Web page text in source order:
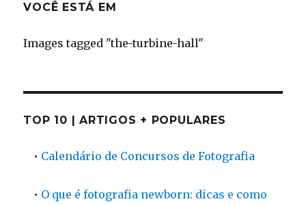
VOCÊ ESTÁ EM
Images tagged "the-turbine-hall"
TOP 10 | ARTIGOS + POPULARES
• Calendário de Concursos de Fotografia
• O que é fotografia newborn: dicas e como